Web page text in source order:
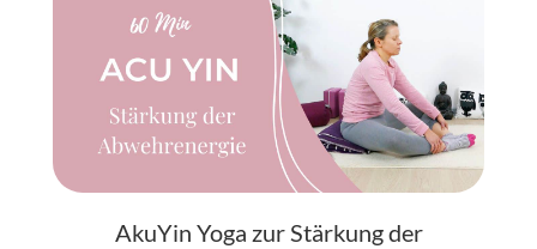
AkuYin Yoga zur Stärkung der